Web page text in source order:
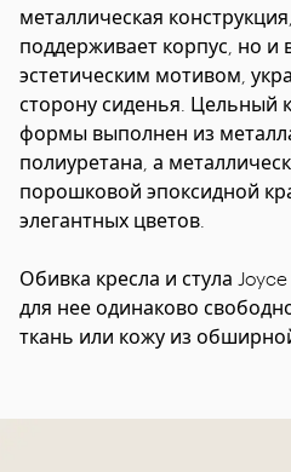
металлическая
поддерживает корпус, но и
эстетическим мотивом,
сторону сиденья. Цельный
формы выполнен из
полиуретана, а
порошковой эпоксидной
элегантных цветов.
Обивка кресла и стула
для нее одинаково
ткань или кожу из